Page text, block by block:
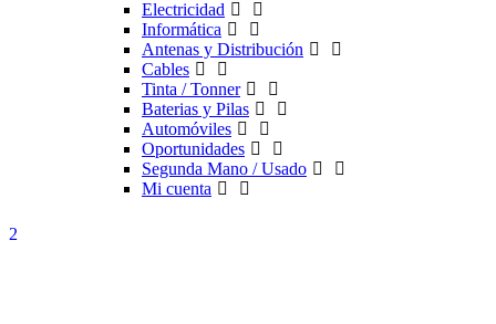
Electricidad
Informática
Antenas y Distribución
Cables
Tinta / Tonner
Baterias y Pilas
Automóviles
Oportunidades
Segunda Mano / Usado
Mi cuenta